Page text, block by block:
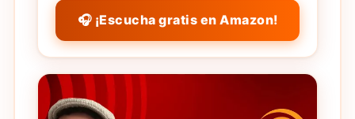
🎧 ¡Escucha gratis en Amazon!